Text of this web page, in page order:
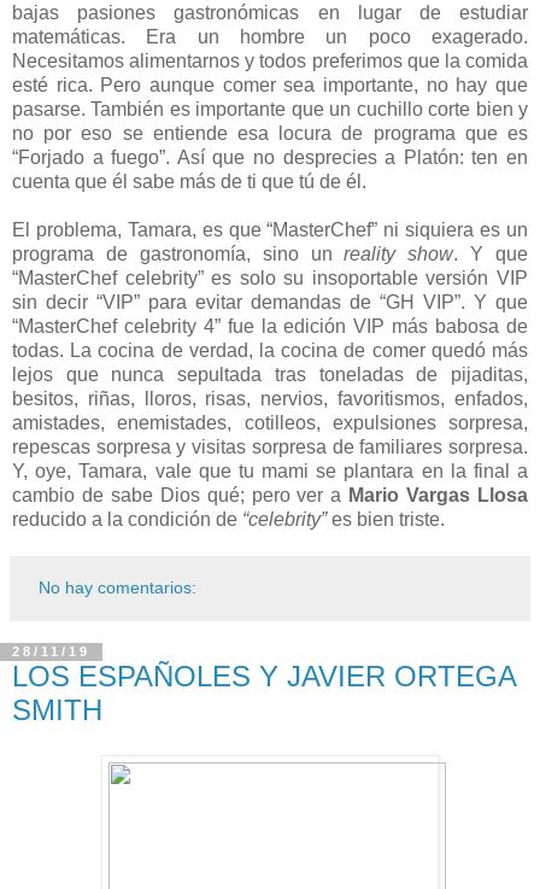
bajas pasiones gastronómicas en lugar de estudiar
matemáticas. Era un hombre un poco exagerado.
Necesitamos alimentarnos y todos preferimos que la comida
esté rica. Pero aunque comer sea importante, no hay que
pasarse. También es importante que un cuchillo corte bien y
no por eso se entiende esa locura de programa que es
“Forjado a fuego”. Así que no desprecies a Platón: ten en
cuenta que él sabe más de ti que tú de él.
El problema, Tamara, es que “MasterChef” ni siquiera es un
programa de gastronomía, sino unreality show. Y que
“MasterChef celebrity” es solo su insoportable versión VIP
sin decir “VIP” para evitar demandas de “GH VIP”. Y que
“MasterChef celebrity 4” fue la edición VIP más babosa de
todas. La cocina de verdad, la cocina de comer quedó más
lejos que nunca sepultada tras toneladas de pijaditas,
besitos, riñas, lloros, risas, nervios, favoritismos, enfados,
amistades, enemistades, cotilleos, expulsiones sorpresa,
repescas sorpresa y visitas sorpresa de familiares sorpresa.
Y, oye, Tamara, vale que tu mami se plantara en la final a
cambio de sabe Dios qué; pero ver a Mario Vargas Llosa
reducido a la condición de “celebrity”es bien triste.
No hay comentarios:
28/11/19
LOS ESPAÑOLES Y JAVIER ORTEGA
SMITH